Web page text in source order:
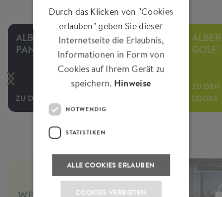
ALBERTO
PANTS
ZU DEN LOOKS
GOLF
ZU DEN
LOOKS
Durch das Klicken von "Cookies
erlauben" geben Sie dieser
Internetseite die Erlaubnis,
Informationen in Form von
Cookies auf Ihrem Gerät zu
speichern. Hinweise
NOTWENDIG
STATISTIKEN
ALLE COOKIES ERLAUBEN
COOKIES VERBIETEN